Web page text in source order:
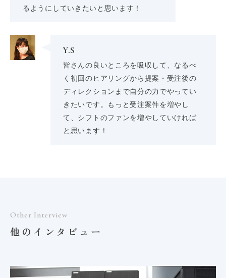
るようにしていきたいと思います！
Y.S
皆さんの良いところを吸収して、なるべ
く初回のヒアリングから提案・受注後の
ディレクションまで自分の力でやってい
きたいです。もっと受注案件を増やし
て、シフトのファンを増やしていければ
と思います！
Other Interview
他のインタビュー